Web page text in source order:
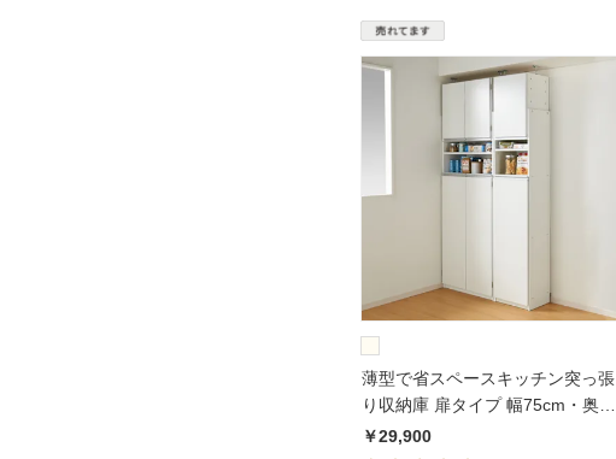
薄型で省スペースキッチン突っ張
り収納庫 扉タイプ 幅75cm・奥行
31cm
￥29,900